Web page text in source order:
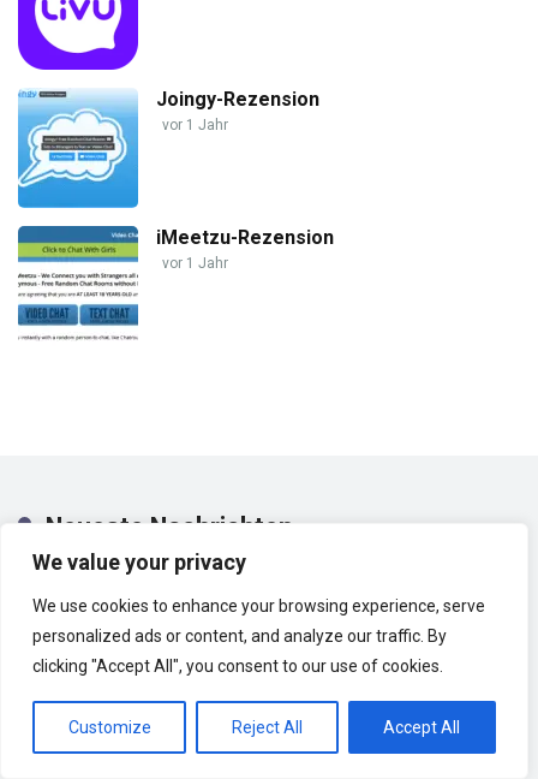
We value your privacy
We use cookies to enhance your browsing experience, serve
personalized ads or content, and analyze our traffic. By
clicking "Accept All", you consent to our use of cookies.
Customize Reject All Accept All
Joingy-Rezension
vor 1 Jahr
iMeetzu-Rezension
vor 1 Jahr
Neueste Nachrichten
Videochat
LiVu-Rezension